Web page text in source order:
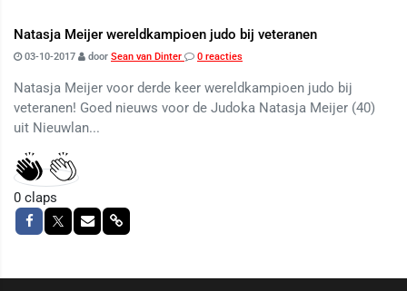
Natasja Meijer wereldkampioen judo bij veteranen
03-10-2017 door Sean van Dinter 0 reacties
Natasja Meijer voor derde keer wereldkampioen judo bij
veteranen! Goed nieuws voor de Judoka Natasja Meijer (40)
uit Nieuwlan...
0 claps